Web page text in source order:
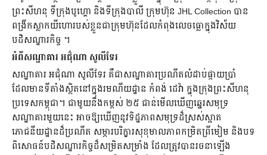
ព្រះសីហនុ ទីក្រុងបូហ្គោ និងទីក្រុងបាលី ក្រុមហ៊ុន JHL Collection បាន
ពង្រីកស្លាកយីហោរបស់ខ្លួនជាក្រុមហ៊ុនដែលកំពុងលេចធ្លោក្នុងវិស័យ
បដិសណ្ឋារកិច្ច ។
អំពីសណ្ឋាគារ អជ៌ុណា សូលីទែរ
សណ្ឋាគារ អជ៌ុណា សូលីទែរ គឺជាសណ្ឋាគារប្រណីតលំដាប់ផ្កាយប្រាំ
ដែលមានទីតាំងស្ថិតនៅក្នុងរមណីយដ្ឋាន កំពង់ ដេវ៉ា ក្នុងក្រុងព្រះសីហនុ
ប្រទេសកម្ពុជា។ ជាមួយនឹងកម្ពស់ ២៥ ជាន់មើលឃើញឆ្នេរសមុទ្រ
សណ្ឋាគារមួយនេះ អាចឱ្យឃើញនូវទិដ្ឋភាពសមុទ្រដ៏ស្រស់ស្អាត
ភោជនីយដ្ឋានដ៏ប្រណីត សម្ភារបរិក្ខារសុខុមាលភាពកម្រិតព្រីមៀម និងបទ
ពិសោធន៍បដិសណ្ឋារកិច្ចដ៏សម្រិតសម្រាំង ដែលត្រូវបានរចនាឡើង